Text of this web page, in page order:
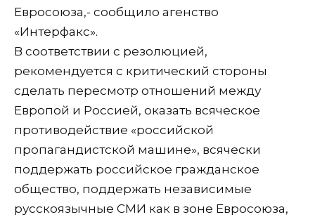
Евросоюза,- сообщило агенство
«Интерфакс».
В соответствии с резолюцией,
рекомендуется с критический стороны
сделать пересмотр отношений между
Европой и Россией, оказать всяческое
противодействие «российской
пропагандистской машине», всячески
поддержать российское гражданское
общество, поддержать независимые
русскоязычные СМИ как в зоне Евросоюза,